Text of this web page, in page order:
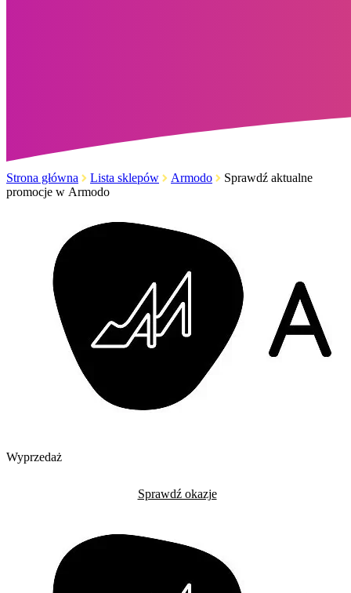
Strona główna Lista sklepów Armodo
Sprawdź aktualne
promocje w Armodo
Wyprzedaż
Sprawdź okazje